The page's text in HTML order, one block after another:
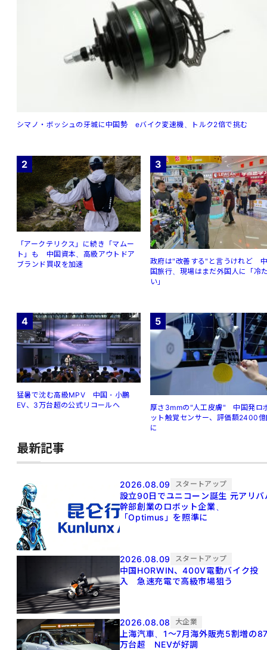
シマノ・ボッシュの牙城に中国勢 eバイク変速機、トルク2倍で挑む
2
「アークテリクス」に続き「マムー
ト」も 中国資本、高級アウトドア
ブランド買収を加速
3
政府は"改善する"と言うけれど
国旅行、現場はまだ外国人に「冷
い」
4
猛暑で沈む高級MPV 中国・小鵬
EV、3万台超の公式リコールへ
5
厚さ3mmの"人工皮膚" 中国発ロ
ット触覚センサー、評価額2400
に
最新記事
2026.08.09 スタートアップ
設立90日でユニコーン誕生 元アリババ
幹部創業のロボット企業、
「Optimus」を照準に
2026.08.09 スタートアップ
中国HORWIN、400V電動バイク投
入 急速充電で高級市場狙う
2026.08.08 大企業
上海汽車、1～7月海外販売5割増の
万台超 NEVが好調